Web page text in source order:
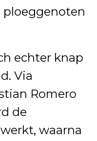
ploeggenoten
echter knap
Via
Romero
de
waarna